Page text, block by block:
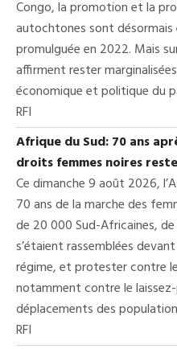
Congo, la promotion et la
autochtones sont désormais
promulguée en 2022. Mais
affirment rester
économique et politique du
RFI
Afrique du Sud: 70 ans
droits femmes noires
Ce dimanche 9 août 2026,
70 ans de la marche des
de 20 000 Sud-Africaines,
s’étaient rassemblées
régime, et protester contre
notamment contre le
déplacements des
RFI